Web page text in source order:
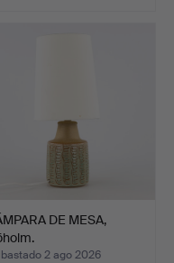
DE MESA,
2 ago 2026